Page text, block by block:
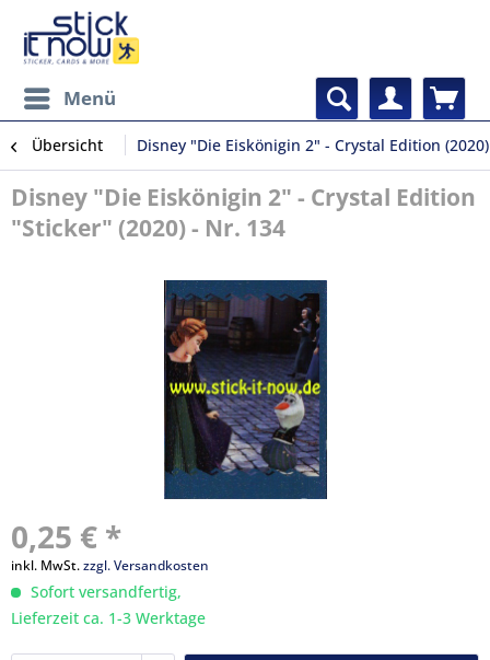
Menü
Übersicht Disney "Die Eiskönigin 2" - Crystal Edition (2020)
Disney "Die Eiskönigin 2" - Crystal Edition
"Sticker" (2020) - Nr. 134
0,25 € *
inkl. MwSt.zzgl. Versandkosten
Sofort versandfertig,
Lieferzeit ca. 1-3 Werktage